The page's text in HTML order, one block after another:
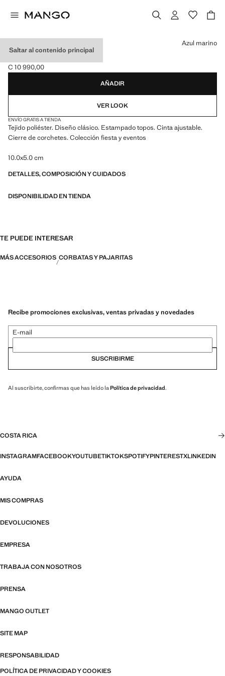
Saltar al contenido principal
PAJARITA TOPOS
Precio actual [C 10 990,00 ]
C 10 990,00
Selecciona un color
Azul marino
AÑADIR
VER LOOK
ENVÍO GRATIS A TIENDA
Tejido poliéster. Diseño clásico. Estampado topos. Cinta ajustable.
Cierre de corchetes. Colección fiesta y eventos
10.0x5.0 cm
DETALLES, COMPOSICIÓN Y CUIDADOS
DISPONIBILIDAD EN TIENDA
TE PUEDE INTERESAR
MÁS ACCESORIOS CORBATAS Y PAJARITAS
Recibe promociones exclusivas, ventas privadas y novedades
E-mail
SUSCRIBIRME
Al suscribirte, confirmas que has leído la Política de privacidad.
COSTA RICA
INSTAGRAMFACEBOOKYOUTUBETIKTOKSPOTIFYPINTERESTXLINKEDIN
AYUDA
MIS COMPRAS
DEVOLUCIONES
EMPRESA
TRABAJA CON NOSOTROS
PRENSA
MANGO OUTLET
SITE MAP
RESPONSABILIDAD
POLÍTICA DE PRIVACIDAD Y COOKIES